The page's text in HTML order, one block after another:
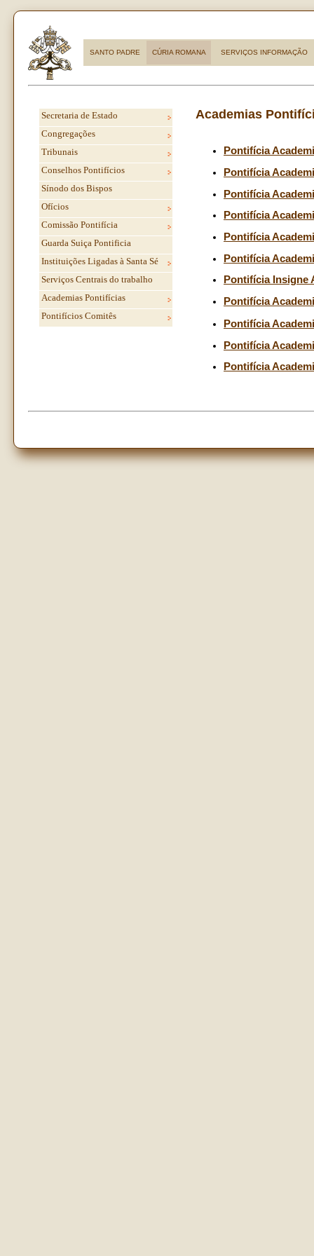
SANTO PADRE CÚRIA ROMANA SERVIÇOS INFORMAÇÃO
Academias
Pontifícia
Pontifícia
Pontifícia
Pontifícia
Pontifícia
Pontifícia
Pontifícia Insigne
Pontifícia
Pontifícia
Pontifícia
Pontifícia
Secretaria de Estado
Congregações
Tribunais
Conselhos Pontifícios
Sínodo dos Bispos
Ofícios
Comissão Pontifícia
Guarda Suiça Pontificia
Instituições Ligadas à Santa Sé
Serviços Centrais do trabalho
Academias Pontifícias
Pontifícios Comitês